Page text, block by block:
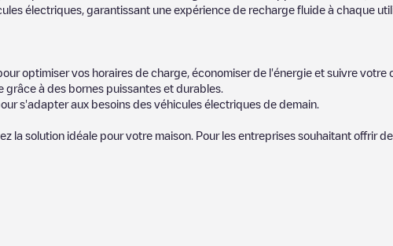
électriques, garantissant une expérience de recharge fluide à chaque
optimiser vos horaires de charge, économiser de l'énergie et suivre votre
à des bornes puissantes et durables.
s'adapter aux besoins des véhicules électriques de demain.
la solution idéale pour votre maison. Pour les entreprises souhaitant offrir